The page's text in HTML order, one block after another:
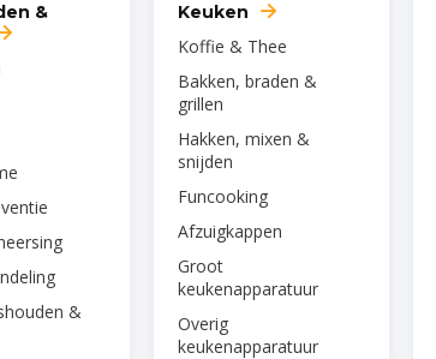
&
&
Keuken
Koffie & Thee
Bakken, braden &
grillen
Hakken, mixen &
snijden
Funcooking
Afzuigkappen
Groot
keukenapparatuur
Overig
keukenapparatuur